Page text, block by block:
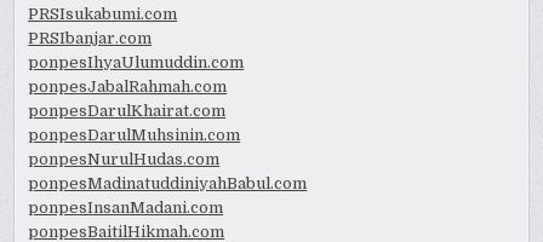
PRSIsukabumi.com
PRSIbanjar.com
ponpesIhyaUlumuddin.com
ponpesJabalRahmah.com
ponpesDarulKhairat.com
ponpesDarulMuhsinin.com
ponpesNurulHudas.com
ponpesMadinatuddiniyahBabul.com
ponpesInsanMadani.com
ponpesBaitilHikmah.com